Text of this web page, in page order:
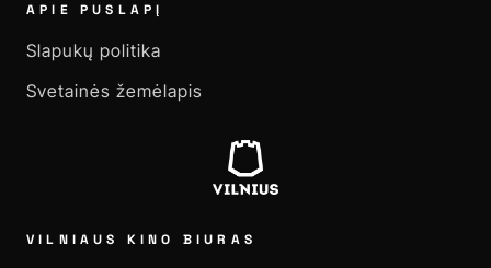
APIE PUSLAPĮ
Slapukų politika
Svetainės žemėlapis
VILNIAUS KINO BIURAS